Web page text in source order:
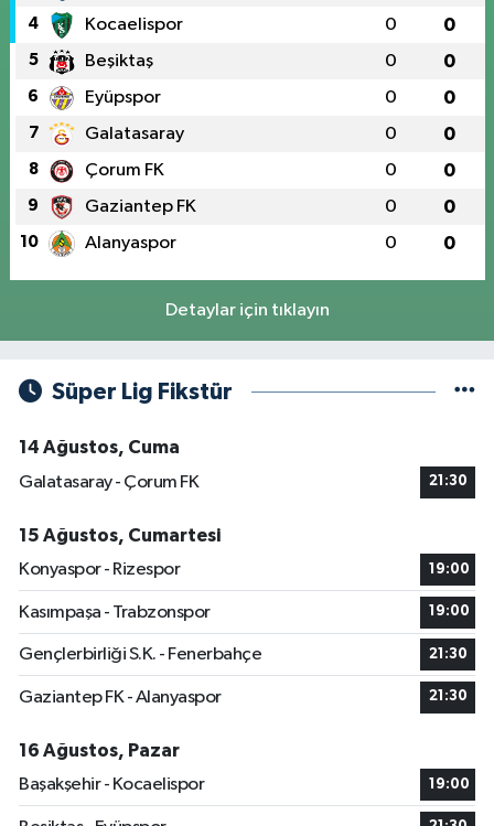
4 Kocaelispor 0 0
5 Beşiktaş 0 0
6 Eyüpspor 0 0
7 Galatasaray 0 0
8 Çorum FK 0 0
9 Gaziantep FK 0 0
10 Alanyaspor 0 0
Detaylar için tıklayın
Süper Lig Fikstür
14 Ağustos, Cuma
Galatasaray - Çorum FK
21:30
15 Ağustos, Cumartesi
Konyaspor - Rizespor
19:00
Kasımpaşa - Trabzonspor 19:00
Gençlerbirliği S.K. - Fenerbahçe 21:30
Gaziantep FK - Alanyaspor 21:30
16 Ağustos, Pazar
Başakşehir - Kocaelispor
19:00